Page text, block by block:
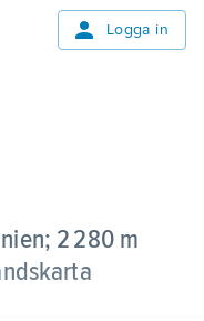
Logga in
2 280 m